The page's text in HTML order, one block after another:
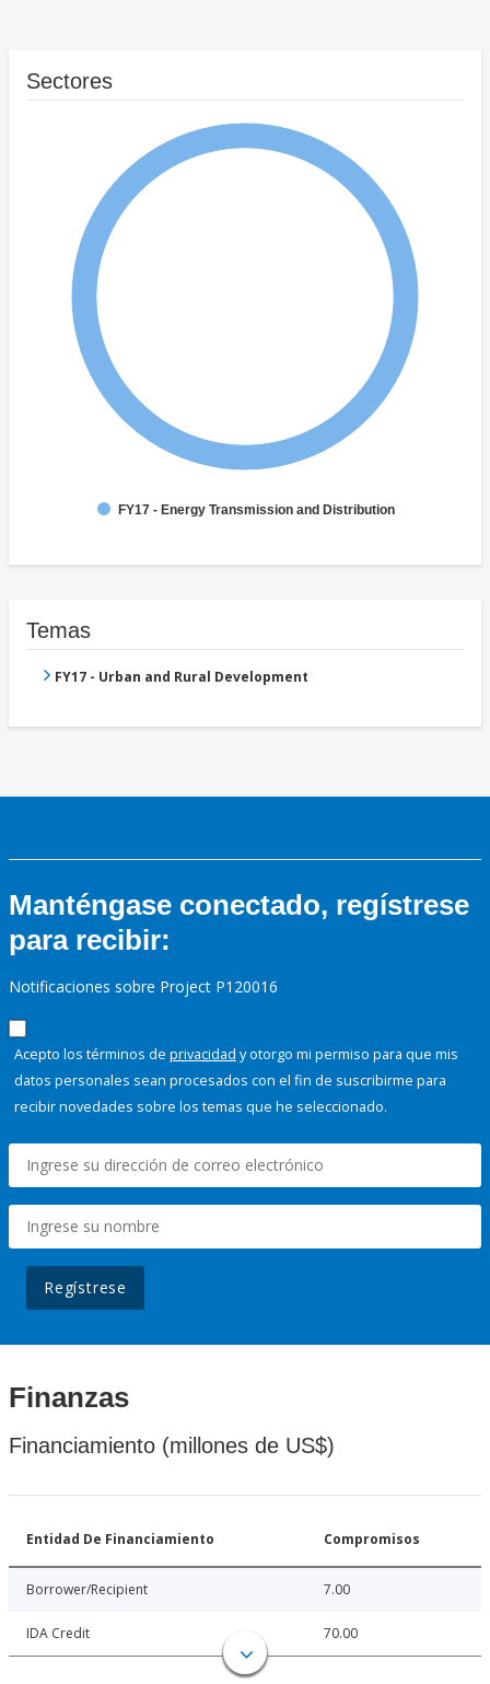
Sectores
FY17 - Energy Transmission and Distribution
Temas
FY17 - Urban and Rural Development
Manténgase conectado, regístrese
para recibir:
Notificaciones sobre Project P120016
Acepto los términos de privacidad y otorgo mi permiso para que mis
datos personales sean procesados con el fin de suscribirme para
recibir novedades sobre los temas que he seleccionado.
Regístrese
Finanzas
Financiamiento (millones de US$)
Entidad De Financiamiento Compromisos
Borrower/Recipient 7.00
IDA Credit 70.00